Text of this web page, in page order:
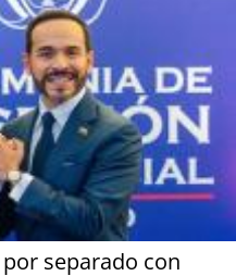
separado con